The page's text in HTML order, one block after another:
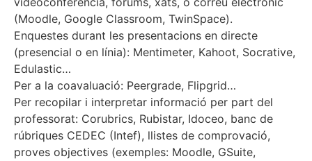
(Moodle, Google Classroom, TwinSpace).
Enquestes durant les presentacions en directe
(presencial o en línia): Mentimeter, Kahoot, Socrative,
Edulastic…
Per a la coavaluació: Peergrade, Flipgrid…
Per recopilar i interpretar informació per part del
professorat: Corubrics, Rubistar, Idoceo, banc de
rúbriques CEDEC (Intef), llistes de comprovació,
proves objectives (exemples: Moodle, GSuite,